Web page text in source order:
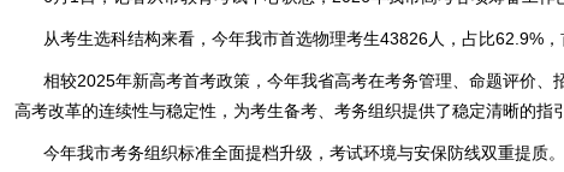
从考生选科结构来看，今年我市首选物理考生43826人，占比62.9%
相较2025年新高考首考政策，今年我省高考在考务管理、命题评价
高考改革的连续性与稳定性，为考生备考、考务组织提供了稳定清晰的指引
今年我市考务组织标准全面提档升级，考试环境与安保防线双重提质